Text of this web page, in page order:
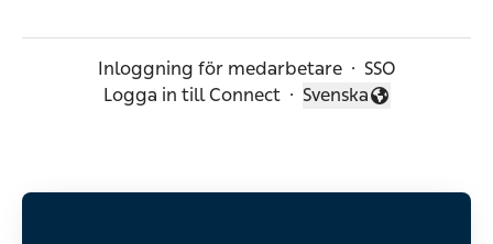
Inloggning för medarbetare · SSO
Logga in till Connect ·
Byt språk
Svenska